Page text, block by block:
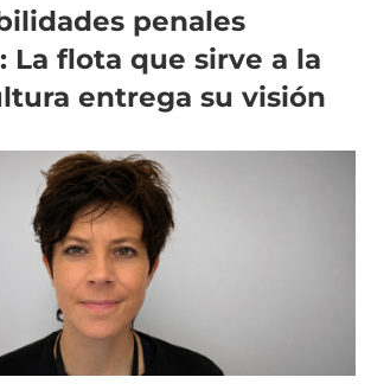
penales
La flota que sirve a la
entrega su visión